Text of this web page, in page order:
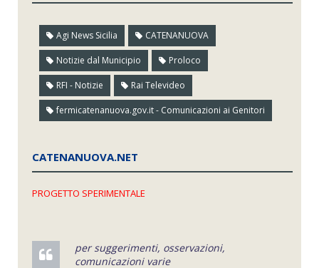
Agi News Sicilia CATENANUOVA
Notizie dal Municipio Proloco
RFI - Notizie Rai Televideo
fermicatenanuova.gov.it - Comunicazioni ai Genitori
CATENANUOVA.NET
PROGETTO SPERIMENTALE
per suggerimenti, osservazioni,
comunicazioni varie